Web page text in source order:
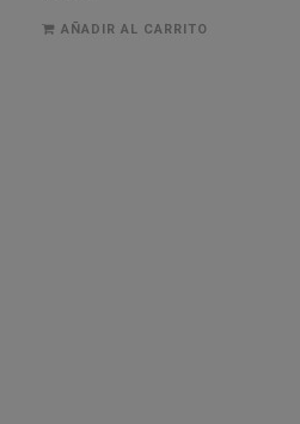
AÑADIR AL CARRITO